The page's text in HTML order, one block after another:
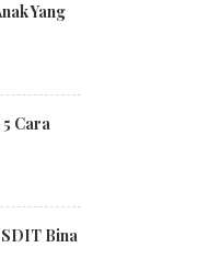
Yang
Cara
Bina